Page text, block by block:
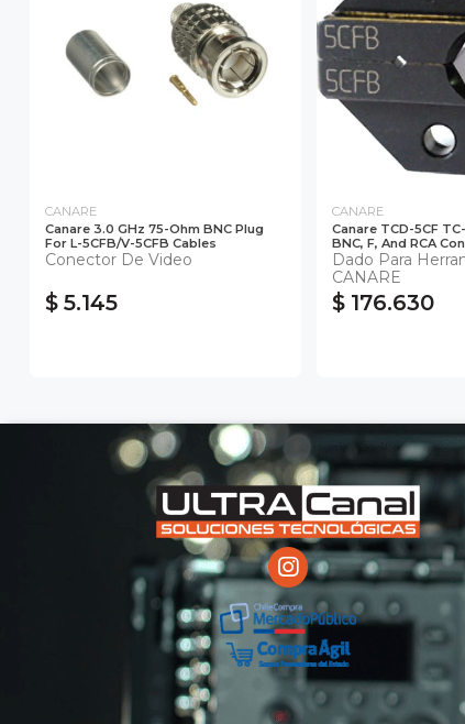
CANARE
Canare 3.0 GHz 75-Ohm BNC Plug
For L-5CFB/V-5CFB Cables
Conector De Video
$ 5.145
CANARE
Canare TCD-5CF
BNC, F, And RCA
Dado Para
CANARE
$ 176.630